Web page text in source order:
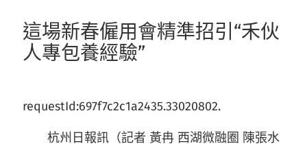
這場新春僱用會精準招引“禾伙
人專包養經驗”
requestId:697f7c2c1a2435.33020802.
杭州日報訊（記者 黃冉 西湖微融圈 陳張水